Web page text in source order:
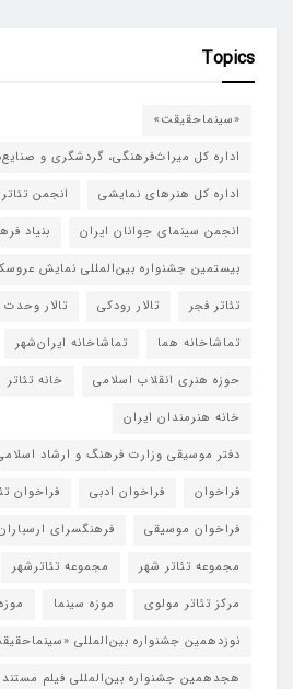
Topics
«سینماحقیقت»
اداره کل میراث‌فرهنگی، گردشگری و
اداره کل هنرهای نمایشی
انجمن
انجمن سینمای جوانان ایران
بنیاد
بیستمین جشنواره بین‌المللی نمایش
تئاتر فجر
تالار رودکی تالار وحدت
تماشاخانه هما
تماشاخانه‌ ایران‌شهر
حوزه هنری انقلاب اسلامی
خانه تئاتر
خانه هنرمندان ایران
دفتر موسیقی وزارت فرهنگ و ارشاد
فراخوان
فراخوان ادبی فراخوان
فراخوان موسیقی
فرهنگسرای
مجموعه تئاتر شهر
مجموعه تئاترشهر
مرکز تئاتر مولوی
موزه سینما
نوزدهمین جشنواره بین‌المللی
هجدهمین جشنواره بین‌المللی فیلم مستند